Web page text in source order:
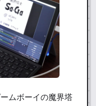
ムボーイの魔界塔